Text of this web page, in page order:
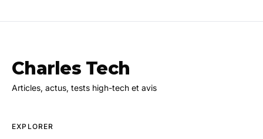
Charles Tech
Articles, actus, tests high-tech et avis
EXPLORER